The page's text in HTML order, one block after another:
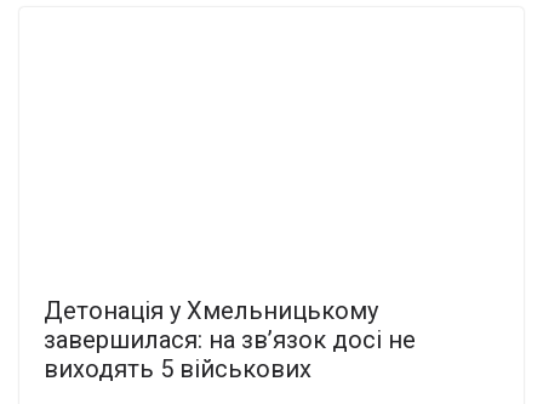
Детонація у Хмельницькому
завершилася: на зв’язок досі не
виходять 5 військових